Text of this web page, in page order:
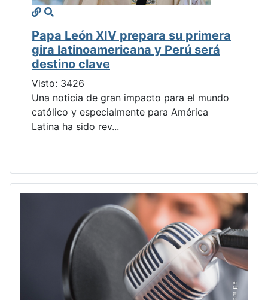
Papa León XIV prepara su primera
gira latinoamericana y Perú será
destino clave
Visto: 3426
Una noticia de gran impacto para el mundo
católico y especialmente para América
Latina ha sido rev...